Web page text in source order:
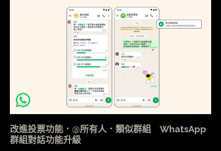
改進投票功能．@所有人．類似群組 WhatsApp
群組對話功能升級